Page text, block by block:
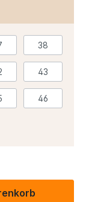
38
43
46